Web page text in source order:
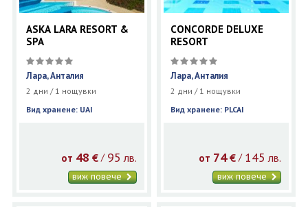
ASKA LARA RESORT &
SPA
Лара, Анталия
2 дни / 1 нощувки
Вид хранене: UAI
от 48 €/ 95 лв.
виж повече
CONCORDE DELUXE
RESORT
Лара, Анталия
2 дни / 1 нощувки
Вид хранене: PLCAI
от 74 € / 145 лв.
виж повече